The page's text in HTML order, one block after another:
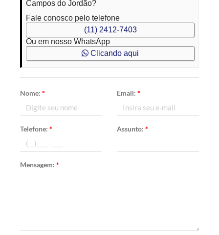
Campos do Jordão?
Fale conosco pelo telefone
(11) 2412-7403
Ou em nosso WhatsApp
Clicando aqui
Nome:* Email: *
Telefone:* Assunto: *
Mensagem:*